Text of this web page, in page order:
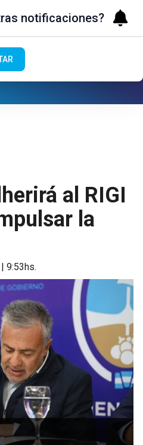
al RIGI
la
9:53hs.
notificaciones?